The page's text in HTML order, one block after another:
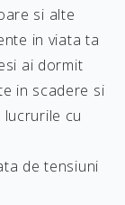
si alte
in viata ta
ai dormit
in scadere si
cu
de tensiuni